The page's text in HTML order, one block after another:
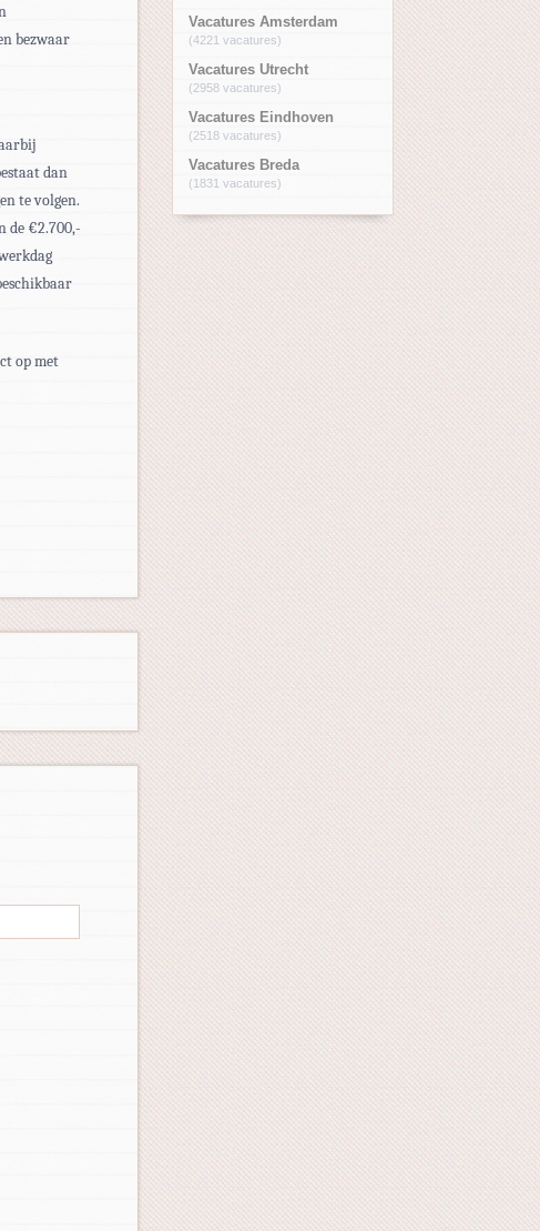
bezwaar
dan
te volgen.
de €2.700,-
op met
Vacatures Amsterdam
(4221 vacatures)
Vacatures Utrecht
(2958 vacatures)
Vacatures Eindhoven
(2518 vacatures)
Vacatures Breda
(1831 vacatures)